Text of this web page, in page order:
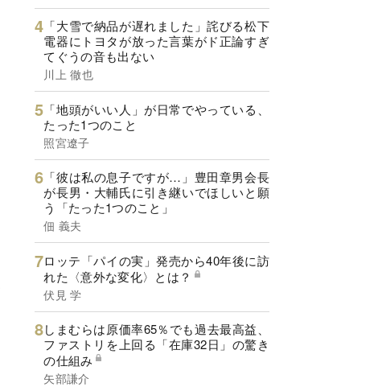
「大雪で納品が遅れました」詫びる松下
電器にトヨタが放った言葉がド正論すぎ
てぐうの音も出ない
川上 徹也
「地頭がいい人」が日常でやっている、
たった1つのこと
照宮遼子
「彼は私の息子ですが…」豊田章男会長
が長男・大輔氏に引き継いでほしいと願
う「たった1つのこと」
佃 義夫
ロッテ「パイの実」発売から40年後に訪
れた〈意外な変化〉とは？
伏見 学
しまむらは原価率65％でも過去最高益、
ファストリを上回る「在庫32日」の驚き
の仕組み
矢部謙介